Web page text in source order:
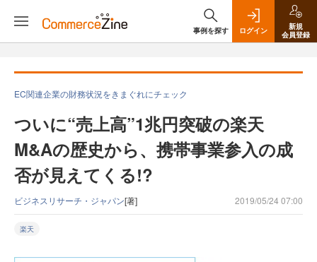
事例を探す ログイン
新規
会員登録
EC関連企業の財務状況をきまぐれにチェック
ついに“売上高”1兆円突破の楽天
M&Aの歴史から、携帯事業参入の成
否が見えてくる!?
ビジネスリサーチ・ジャパン[著] 2019/05/24 07:00
楽天